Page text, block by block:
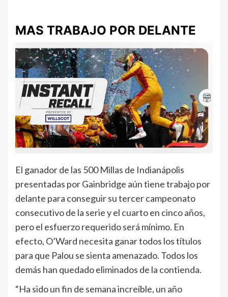
MAS TRABAJO POR DELANTE
El ganador de las 500 Millas de Indianápolis
presentadas por Gainbridge aún tiene trabajo por
delante para conseguir su tercer campeonato
consecutivo de la serie y el cuarto en cinco años,
pero el esfuerzo requerido será mínimo. En
efecto, O’Ward necesita ganar todos los títulos
para que Palou se sienta amenazado. Todos los
demás han quedado eliminados de la contienda.
“Ha sido un fin de semana increíble, un año